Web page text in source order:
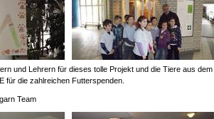
und Lehrern für dieses tolle Projekt und die Tiere aus dem
für die zahlreichen Futterspenden.
Team